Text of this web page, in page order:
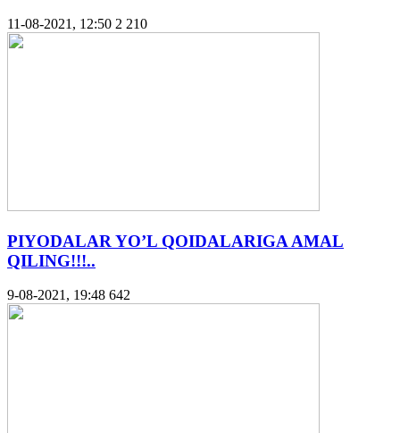
11-08-2021, 12:50 2 210
PIYODALAR YO’L QOIDALARIGA AMAL
QILING!!!..
9-08-2021, 19:48 642